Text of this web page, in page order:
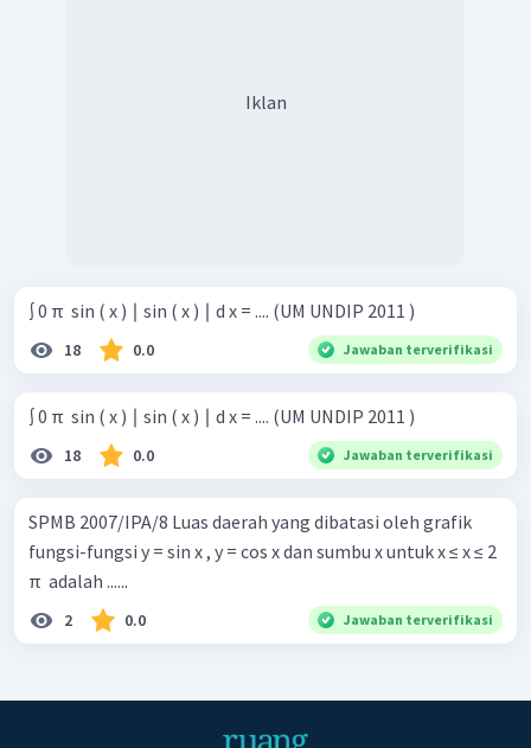
Iklan
∫ 0 π ​ sin ( x ) ∣ sin ( x ) ∣ d x = .... (UM UNDIP 2011 )
18 0.0 Jawaban terverifikasi
∫ 0 π ​ sin ( x ) ∣ sin ( x ) ∣ d x = .... (UM UNDIP 2011 )
18 0.0 Jawaban terverifikasi
SPMB 2007/IPA/8 Luas daerah yang dibatasi oleh grafik
fungsi-fungsi y = sin x , y = cos x dan sumbu x untuk x ≤ x ≤ 2
π ​ adalah ......
2 0.0 Jawaban terverifikasi